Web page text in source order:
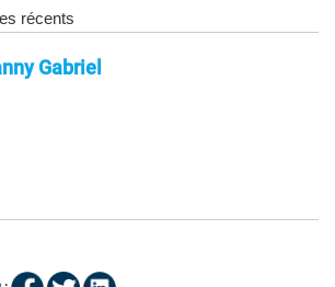
récents
Gabriel